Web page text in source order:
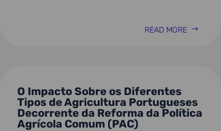
READ MORE
O Impacto Sobre os Diferentes
Tipos de Agricultura Portugueses
Decorrente da Reforma da Política
Agrícola Comum (PAC)